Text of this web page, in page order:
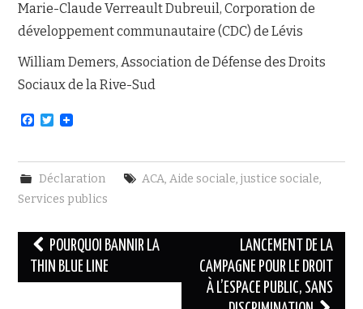
Marie-Claude Verreault Dubreuil, Corporation de
développement communautaire (CDC) de Lévis
William Demers, Association de Défense des Droits
Sociaux de la Rive-Sud
F
e
b
o
o
T
t
e
r
Déclaration ACA, Aide sociale, justice sociale,
Services publics
Navigation
des
POURQUOI BANNIR LA
THIN BLUE LINE
LANCEMENT DE LA
CAMPAGNE POUR LE DROIT
À L’ESPACE PUBLIC, SANS